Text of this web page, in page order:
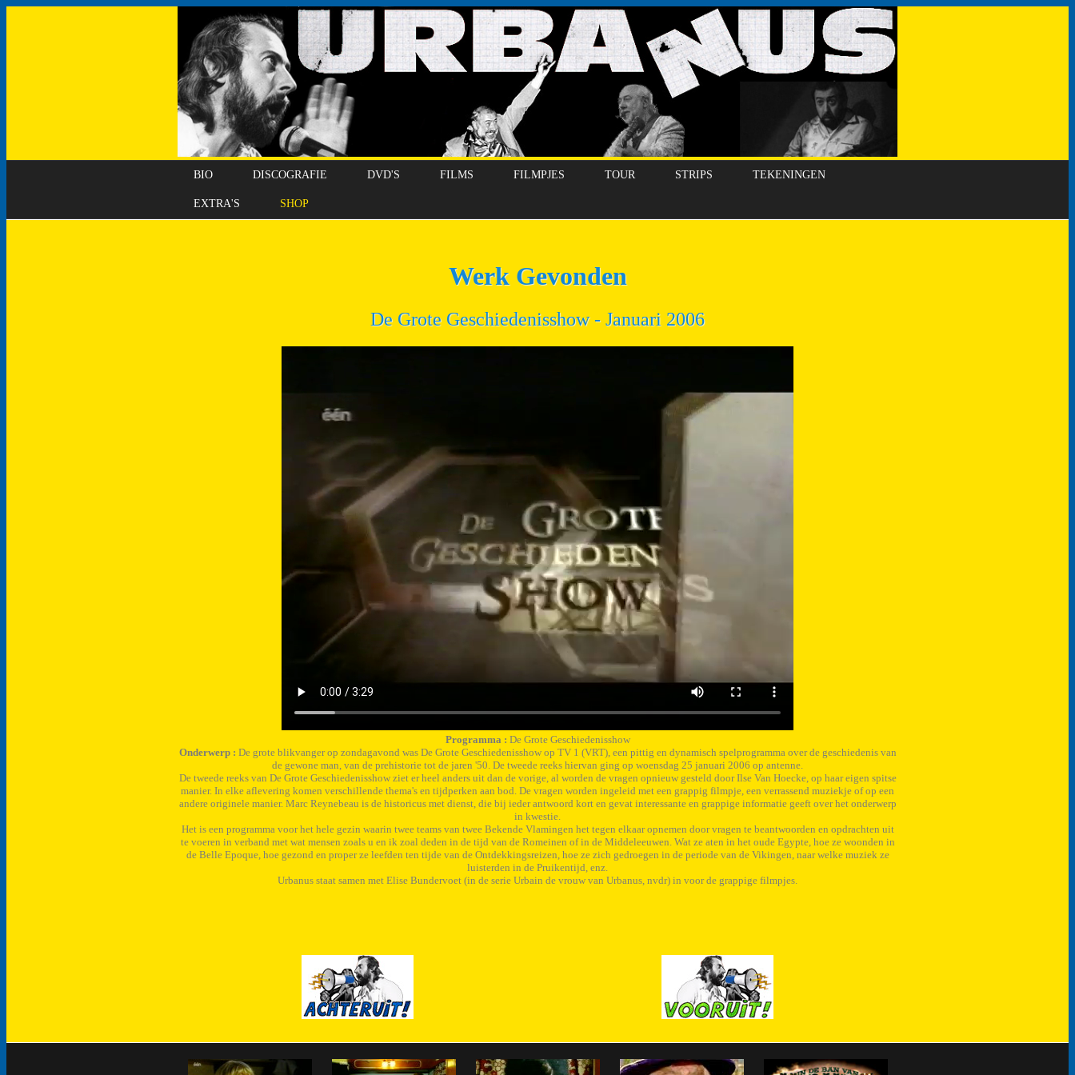
BIO DISCOGRAFIE DVD'S FILMS FILMPJES TOUR STRIPS TEKENINGEN
EXTRA'S SHOP
Werk Gevonden
De Grote Geschiedenisshow - Januari 2006
Programma : De Grote Geschiedenisshow
Onderwerp : De grote blikvanger op zondagavond was De Grote Geschiedenisshow op TV 1 (VRT), een pittig en dynamisch spelprogramma over de geschiedenis van
de gewone man, van de prehistorie tot de jaren '50. De tweede reeks hiervan ging op woensdag 25 januari 2006 op antenne.
De tweede reeks van De Grote Geschiedenisshow ziet er heel anders uit dan de vorige, al worden de vragen opnieuw gesteld door Ilse Van Hoecke, op haar eigen spitse
manier. In elke aflevering komen verschillende thema's en tijdperken aan bod. De vragen worden ingeleid met een grappig filmpje, een verrassend muziekje of op een
andere originele manier. Marc Reynebeau is de historicus met dienst, die bij ieder antwoord kort en gevat interessante en grappige informatie geeft over het onderwerp
in kwestie.
Het is een programma voor het hele gezin waarin twee teams van twee Bekende Vlamingen het tegen elkaar opnemen door vragen te beantwoorden en opdrachten uit
te voeren in verband met wat mensen zoals u en ik zoal deden in de tijd van de Romeinen of in de Middeleeuwen. Wat ze aten in het oude Egypte, hoe ze woonden in
de Belle Epoque, hoe gezond en proper ze leefden ten tijde van de Ontdekkingsreizen, hoe ze zich gedroegen in de periode van de Vikingen, naar welke muziek ze
luisterden in de Pruikentijd, enz.
Urbanus staat samen met Elise Bundervoet (in de serie Urbain de vrouw van Urbanus, nvdr) in voor de grappige filmpjes.